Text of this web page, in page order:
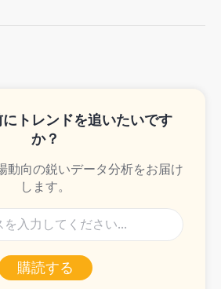
トレンドを追いたいです
か？
動向の鋭いデータ分析をお届け
します。
購読する